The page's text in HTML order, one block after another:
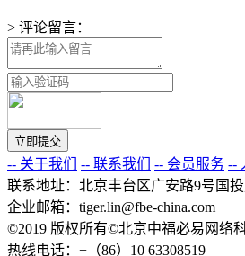
> 评论留言：
-- 关于我们 -- 联系我们 -- 会员服务 --
联系地址：北京丰台区广安路9号国
企业邮箱：tiger.lin@fbe-china.com
©2019 版权所有©北京中福必易网络
热线电话：+（86）10 63308519